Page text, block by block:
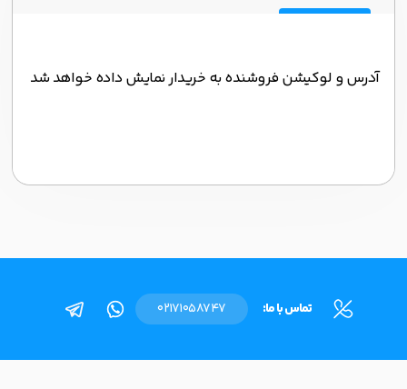
آدرس و لوکیشن فروشنده به خریدار نمایش داده خواهد شد
تماس با ما: 02171058747